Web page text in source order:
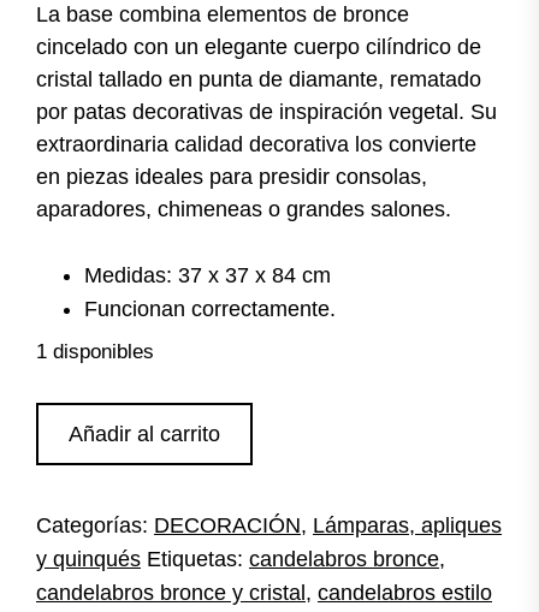
La base combina elementos de bronce
cincelado con un elegante cuerpo cilíndrico de
cristal tallado en punta de diamante, rematado
por patas decorativas de inspiración vegetal. Su
extraordinaria calidad decorativa los convierte
en piezas ideales para presidir consolas,
aparadores, chimeneas o grandes salones.
Medidas: 37 x 37 x 84 cm
Funcionan correctamente.
1 disponibles
pareja
y
cristal
Imperio
Añadir al carrito
Categorías: DECORACIÓN, Lámparas, apliques
y quinqués Etiquetas: candelabros bronce,
candelabros bronce y cristal, candelabros estilo